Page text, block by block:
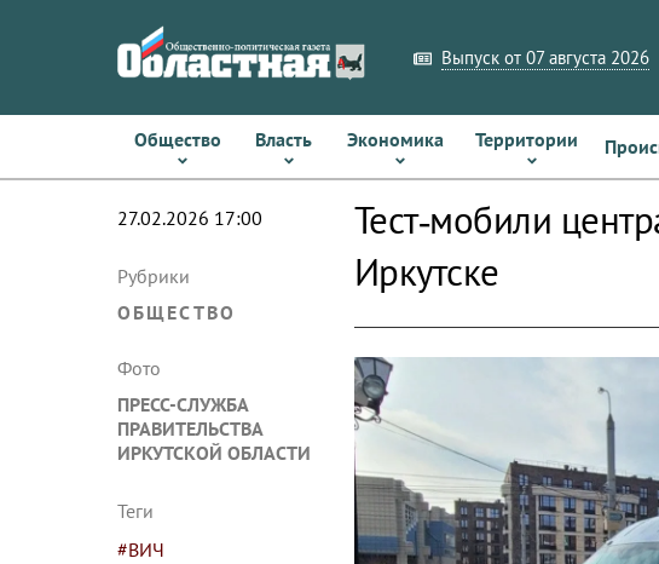
Выпуск от 07 августа 2026
Общество Власть Экономика Территории
27.02.2026 17:00
Рубрики
ОБЩЕСТВО
Фото
ПРЕСС-СЛУЖБА
ПРАВИТЕЛЬСТВА
ИРКУТСКОЙ ОБЛАСТИ
Теги
#ВИЧ
Тест‑мобили
Иркутске